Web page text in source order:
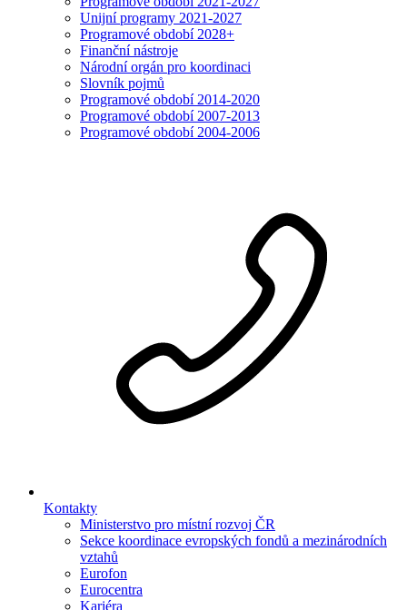
Unijní programy 2021-2027
Programové období 2028+
Finanční nástroje
Národní orgán pro koordinaci
Slovník pojmů
Programové období 2014-2020
Programové období 2007-2013
Programové období 2004-2006
Kontakty
Ministerstvo pro místní rozvoj ČR
Sekce koordinace evropských fondů a mezinárodních
vztahů
Eurofon
Eurocentra
Kariéra